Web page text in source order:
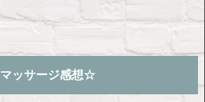
マッサージ感想☆